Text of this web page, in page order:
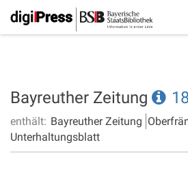
Bayreuther Zeitung
enthält: Bayreuther Zeitung
Unterhaltungsblatt